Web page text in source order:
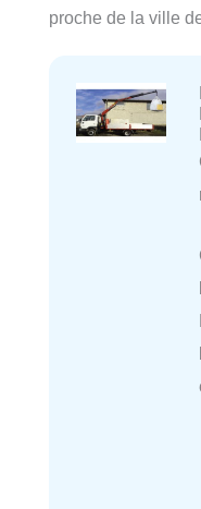
proche de la ville